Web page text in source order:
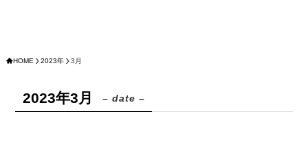
HOME 2023年 3月
2023年3月 – date –